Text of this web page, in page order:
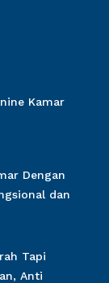
Kamar
Dengan
dan
Tapi
Anti